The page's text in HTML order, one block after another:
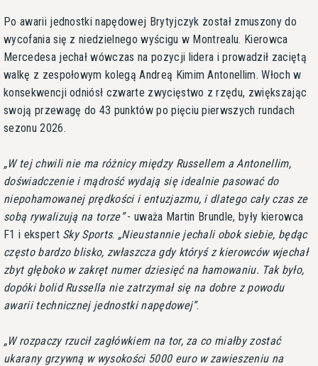
Po awarii jednostki napędowej Brytyjczyk został zmuszony do
wycofania się z niedzielnego wyścigu w Montrealu. Kierowca
Mercedesa jechał wówczas na pozycji lidera i prowadził zaciętą
walkę z zespołowym kolegą Andreą Kimim Antonellim. Włoch w
konsekwencji odniósł czwarte zwycięstwo z rzędu, zwiększając
swoją przewagę do 43 punktów po pięciu pierwszych rundach
sezonu 2026.
W tej chwili nie ma różnicy między Russellem a Antonellim,
doświadczenie i mądrość wydają się idealnie pasować do
niepohamowanej prędkości i entuzjazmu, i dlatego cały czas ze
sobą rywalizują na torze - uważa Martin Brundle, były kierowca
F1 i ekspert Sky Sports.
Nieustannie jechali obok siebie, będąc
często bardzo blisko, zwłaszcza gdy któryś z kierowców wjechał
zbyt głęboko w zakręt numer dziesięć na hamowaniu. Tak było,
dopóki bolid Russella nie zatrzymał się na dobre z powodu
awarii technicznej jednostki napędowej .
W rozpaczy rzucił zagłówkiem na tor, za co miałby zostać
ukarany grzywną w wysokości 5000 euro w zawieszeniu na